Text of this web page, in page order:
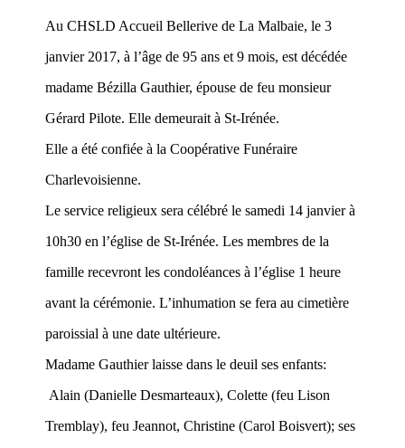
Au CHSLD Accueil Bellerive de La Malbaie, le 3
janvier 2017, à l’âge de 95 ans et 9 mois, est décédée
madame Bézilla Gauthier, épouse de feu monsieur
Gérard Pilote. Elle demeurait à St-Irénée.
Elle a été confiée à la Coopérative Funéraire
Charlevoisienne.
Le service religieux sera célébré le samedi 14 janvier à
10h30 en l’église de St-Irénée. Les membres de la
famille recevront les condoléances à l’église 1 heure
avant la cérémonie. L’inhumation se fera au cimetière
paroissial à une date ultérieure.
Madame Gauthier laisse dans le deuil ses enfants:
Alain (Danielle Desmarteaux), Colette (feu Lison
Tremblay), feu Jeannot, Christine (Carol Boisvert); ses